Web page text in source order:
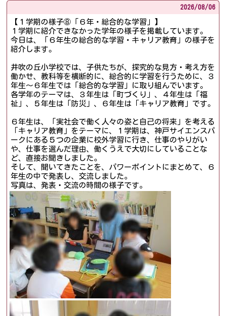
2026/08/06
【１学期の様子⑧「６年・総合的な学習」】
１学期に紹介できなかった学年の様子を掲載しています。
今日は、「６年生の総合的な学習・キャリア教育」の様子を
紹介します。
井吹の丘小学校では、子供たちが、探究的な見方・考え方を
働かせ、教科等を横断的に、総合的に学習を行うために、３
年生～６年生では「総合的な学習」に取り組んでいます。
各学年のテーマは、３年生は「町づくり」、４年生は「福
祉」、５年生は「防災」、６年生は「キャリア教育」です。
６年生は、「実社会で働く人々の姿と自己の将来」を考える
「キャリア教育」をテーマに、１学期は、神戸サイエンスパ
ークにある５つの企業に校外学習に行き、仕事のやりがい
や、仕事を選んだ理由、働くうえで大切にしていることな
ど、直接お聞きしました。
そして、聞いてきたことを、パワーポイントにまとめて、６
年生の中で発表し、交流しました。
写真は、発表・交流の時間の様子です。